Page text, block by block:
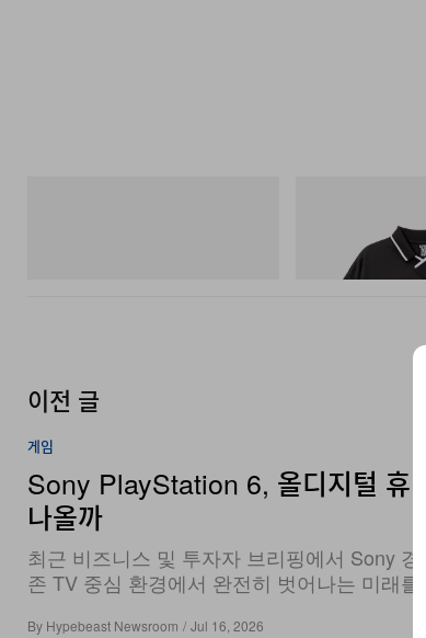
이전 글
게임
Sony PlayStation 6, 올디지털 휴대
나올까
최근 비즈니스 및 투자자 브리핑에서 Sony
존 TV 중심 환경에서 완전히 벗어나는 미래를
By Hypebeast Newsroom / Jul 16, 2026